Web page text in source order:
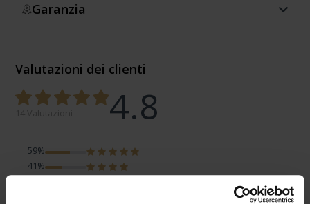
Garanzia
Valutazioni dei clienti
4.8
59%
41%